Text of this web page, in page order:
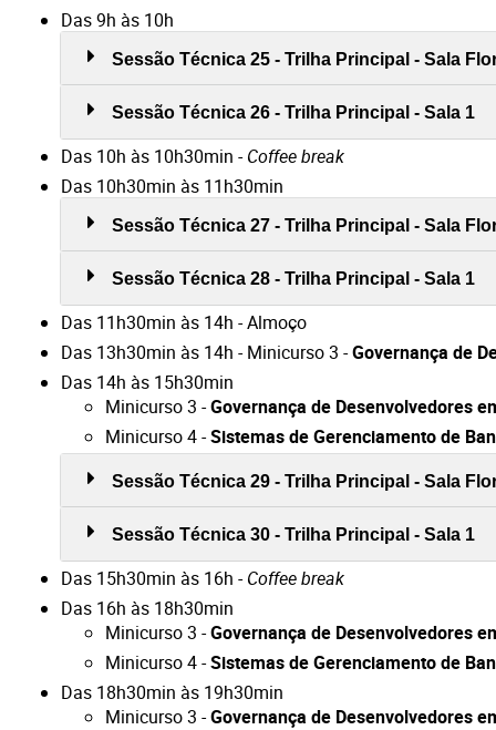
Das 9h às 10h
Sessão Técnica 25 - Trilha Principal - Sala
Sessão Técnica 26 - Trilha Principal - Sala 1
Das 10h às 10h30min -Coffee break
Das 10h30min às 11h30min
Sessão Técnica 27 - Trilha Principal - Sala
Sessão Técnica 28 - Trilha Principal - Sala 1
Das 11h30min às 14h - Almoço
Das 13h30min às 14h - Minicurso 3 -Governança de
Das 14h às 15h30min
Minicurso 3 -Governança de Desenvolvedores
Minicurso 4 -Sistemas de Gerenciamento de
Sessão Técnica 29 - Trilha Principal - Sala
Sessão Técnica 30 - Trilha Principal - Sala 1
Das 15h30min às 16h -Coffee break
Das 16h às 18h30min
Minicurso 3 -Governança de Desenvolvedores
Minicurso 4 -Sistemas de Gerenciamento de
Das 18h30min às 19h30min
Minicurso 3 -Governança de Desenvolvedores